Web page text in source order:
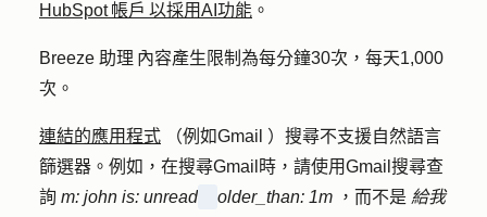
HubSpot 帳戶 以採用AI功能 。
Breeze 助理 內容產生限制為每分鐘30次，每天1,000
次。
連結的應用程式 （例如Gmail ）搜尋不支援自然語言
篩選器。例如，在搜尋Gmail時，請使用Gmail搜尋查
詢 m: john is: unread older_than: 1m ，而不是 給我